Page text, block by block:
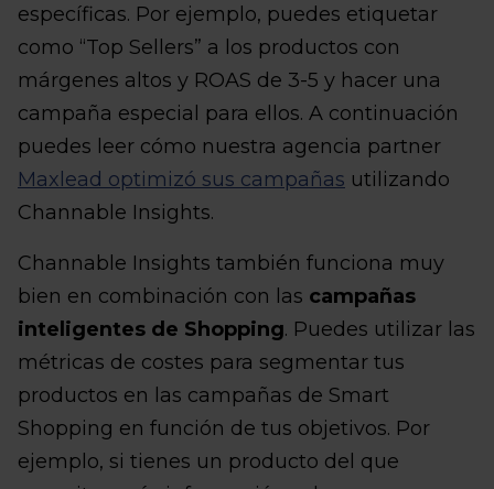
específicas. Por ejemplo, puedes etiquetar
como “Top Sellers” a los productos con
márgenes altos y ROAS de 3-5 y hacer una
campaña especial para ellos. A continuación
puedes leer cómo nuestra agencia partner
Maxlead optimizó sus campañas utilizando
Channable Insights.
Channable Insights también funciona muy
bien en combinación con las campañas
inteligentes de Shopping. Puedes utilizar las
métricas de costes para segmentar tus
productos en las campañas de Smart
Shopping en función de tus objetivos. Por
ejemplo, si tienes un producto del que